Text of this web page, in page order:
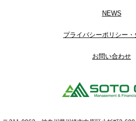
NEWS
プライバシーポリシー
お問い合わせ